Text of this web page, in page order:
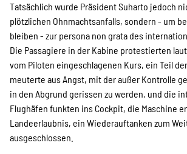
SPENDEN
Über uns
Transparenz
Tatsächlich wurde Präsident Suharto jedoch
plötzlichen Ohnmachtsanfalls, sondern - um
bleiben - zur persona non grata des
Die Passagiere in der Kabine protestierten
vom Piloten eingeschlagenen Kurs, ein Teil
meuterte aus Angst, mit der außer Kontrolle
in den Abgrund gerissen zu werden, und die
Flughäfen funkten ins Cockpit, die Maschine
Landeerlaubnis, ein Wiederauftanken zum
ausgeschlossen.